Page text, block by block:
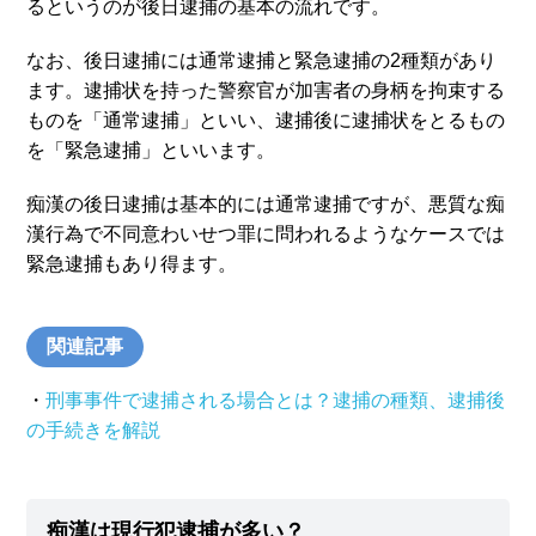
るというのが後日逮捕の基本の流れです。
なお、後日逮捕には通常逮捕と緊急逮捕の2種類があり
ます。逮捕状を持った警察官が加害者の身柄を拘束する
ものを「通常逮捕」といい、逮捕後に逮捕状をとるもの
を「緊急逮捕」といいます。
痴漢の後日逮捕は基本的には通常逮捕ですが、悪質な痴
漢行為で不同意わいせつ罪に問われるようなケースでは
緊急逮捕もあり得ます。
関連記事
・刑事事件で逮捕される場合とは？逮捕の種類、逮捕後
の手続きを解説
痴漢は現行犯逮捕が多い？